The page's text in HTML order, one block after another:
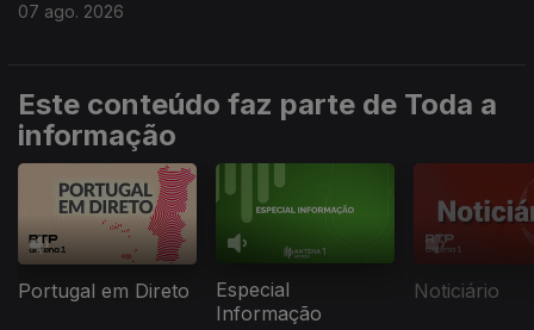
07 ago. 2026
Este conteúdo faz parte de Toda a
informação
Portugal em Direto
Especial
Informação
Noticiário